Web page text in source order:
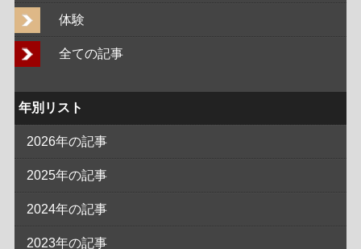
体験
全ての記事
年別リスト
2026年の記事
2025年の記事
2024年の記事
2023年の記事